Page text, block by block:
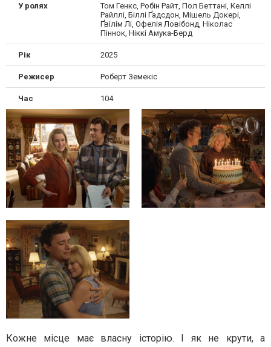
У ролях
Том Генкс, Робін Райт, Пол Беттані, Келлі
Райллі, Біллі Ґадсдон, Мішель Докері,
Ґвілім Лі, Офелія Ловібонд, Ніколас
Піннок, Ніккі Амука-Берд
Рік 2025
Режисер Роберт Земекіс
Час 104
Кожне місце має власну історію. І як не крути, а